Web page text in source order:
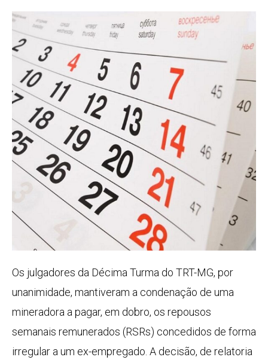
Os julgadores da Décima Turma do TRT-MG, por
unanimidade, mantiveram a condenação de uma
mineradora a pagar, em dobro, os repousos
semanais remunerados (RSRs) concedidos de forma
irregular a um ex-empregado. A decisão, de relatoria